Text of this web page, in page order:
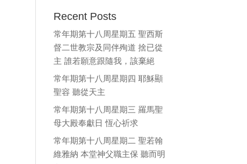
Recent Posts
常年期第十八周星期五 聖西斯
督二世教宗及同伴殉道 捨已從
主 誰若願意跟隨我，該棄絕
常年期第十八周星期四 耶穌顯
聖容 聽從天主
常年期第十八周星期三 羅馬聖
母大殿奉獻日 恆心祈求
常年期第十八周星期二 聖若翰
維雅納 本堂神父職主保 聽而明